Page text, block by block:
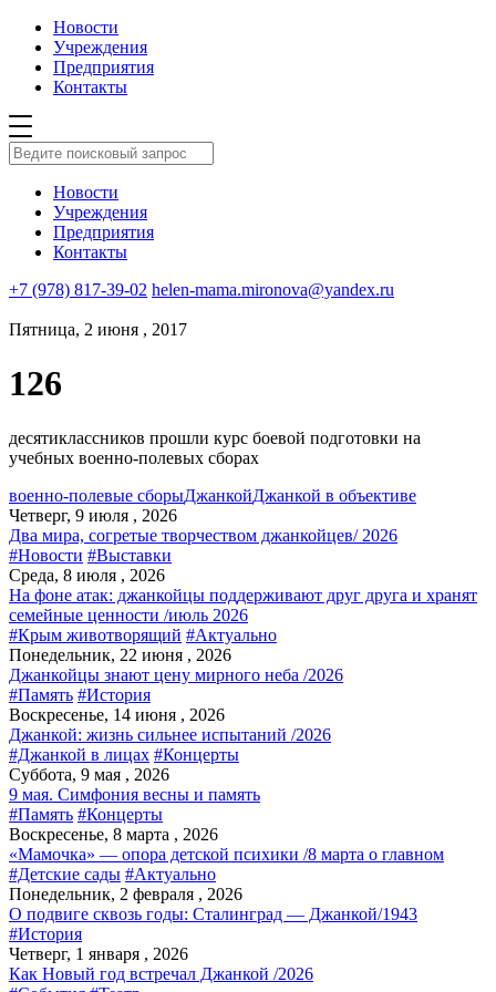
Новости
Учреждения
Предприятия
Контакты
Новости
Учреждения
Предприятия
Контакты
+7 (978) 817-39-02 helen-mama.mironova@yandex.ru
Пятница, 2 июня , 2017
126
десятиклассников прошли курс боевой подготовки на
учебных военно-полевых сборах
военно-полевые сборыДжанкойДжанкой в объективе
Четверг, 9 июля , 2026
Два мира, согретые творчеством джанкойцев/ 2026
#Новости #Выставки
Среда, 8 июля , 2026
На фоне атак: джанкойцы поддерживают друг друга и хранят
семейные ценности /июль 2026
#Крым животворящий #Актуально
Понедельник, 22 июня , 2026
Джанкойцы знают цену мирного неба /2026
#Память #История
Воскресенье, 14 июня , 2026
Джанкой: жизнь сильнее испытаний /2026
#Джанкой в лицах #Концерты
Суббота, 9 мая , 2026
9 мая. Симфония весны и память
#Память #Концерты
Воскресенье, 8 марта , 2026
«Мамочка» — опора детской психики /8 марта о главном
#Детские сады #Актуально
Понедельник, 2 февраля , 2026
О подвиге сквозь годы: Сталинград — Джанкой/1943
#История
Четверг, 1 января , 2026
Как Новый год встречал Джанкой /2026